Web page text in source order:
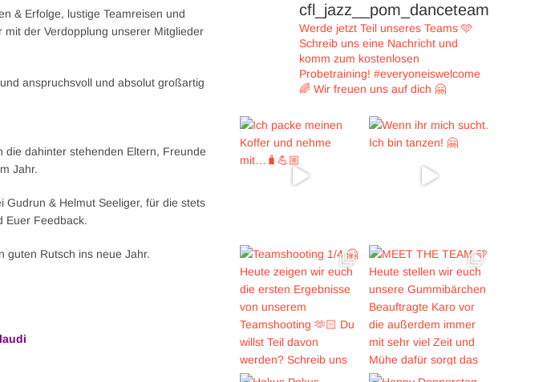
& Erfolge, lustige Teamreisen und
mit der Verdopplung unserer Mitglieder
anspruchsvoll und absolut großartig
dahinter stehenden Eltern, Freunde
Jahr.
Gudrun & Helmut Seeliger, für die stets
Euer Feedback.
guten Rutsch ins neue Jahr.
cfl_jazz__pom_danceteam
Werde jetzt Teil unseres Teams 🩵
Schreib uns eine Nachricht und
komm zum kostenlosen
Probetraining! #everyoneiswelcome
🌈 Wir freuen uns auf dich 🤗